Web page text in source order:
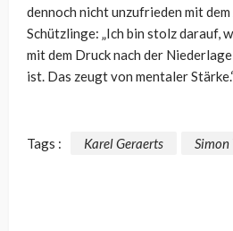
dennoch nicht unzufrieden mit
Schützlinge: „Ich bin stolz darauf,
mit dem Druck nach der
ist. Das zeugt von mentaler
Tags : Karel Geraerts Simon